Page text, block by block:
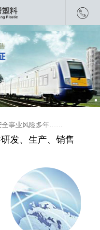
全事业风险多年……
发、生产、销售